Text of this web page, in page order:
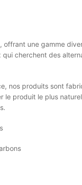
une gamme
cherchent des
nos produits sont
produit le plus